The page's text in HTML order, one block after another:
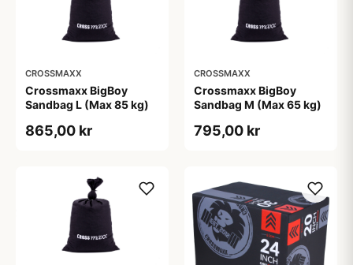
CROSSMAXX
Crossmaxx BigBoy
Sandbag L (Max 85 kg)
865,00 kr
CROSSMAXX
Crossmaxx BigBoy
Sandbag M (Max 65 kg)
795,00 kr